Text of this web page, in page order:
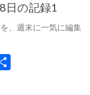
日の記録1
、週末に一気に編集